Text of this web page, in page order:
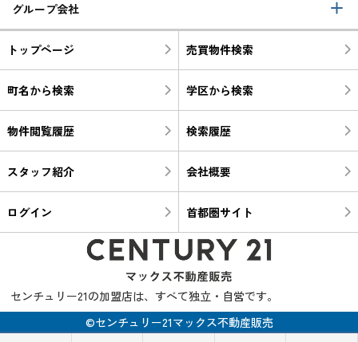
グループ会社
トップページ 売買物件検索
町名から検索 学区から検索
物件閲覧履歴 検索履歴
スタッフ紹介 会社概要
ログイン 首都圏サイト
センチュリー21の加盟店は、すべて独立・自営です。
©センチュリー21マックス不動産販売